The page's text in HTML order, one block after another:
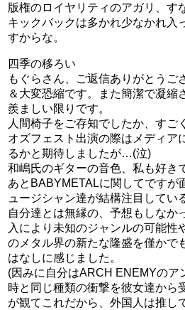
版権のロイヤリティのアガリ、す
キックバックは多かれ少なかれ入
すからな。
四季の移ろい
もぐらさん、ご返信ありがとうご
＆大変恐縮です。また簡潔で凝縮
羨ましい限りです。
人間椅子をご存知でしたか、すご
オズフェスト出演の際はメディア
るかと期待しましたが…(泣)
和嶋氏のギターの音色、私も好き
あとBABYMETALに関してですが
ュージシャン達が結構注目してい
自分達とは無縁の、予想もしなか
入により未知のジャンルの可能性
のメタル界の新たな隆盛を僅かで
はなしに感じました。
(因みに自分はARCH ENEMYのア
時と同じ種類の衝撃を彼女達から
が観てこれだから、外国人は推し